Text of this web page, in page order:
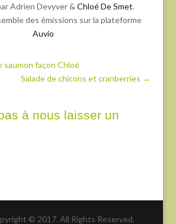
Adrien Devyver &Chloé De Smet.
des émissions sur la plateforme
Auvio
saumon façon Chloé
Salade de chicons et cranberries →
à nous laisser un
© 2017. All Rights Reserved.